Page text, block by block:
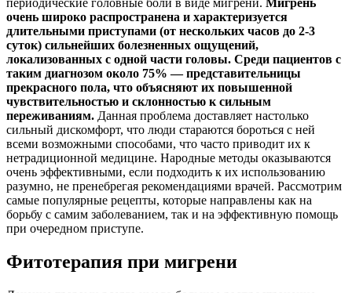
очень широко распространена и характеризуется
длительными приступами (от нескольких часов до 2-3
суток) сильнейших болезненных ощущений,
локализованных с одной части головы. Среди пациентов с
таким диагнозом около 75% — представительницы
прекрасного пола, что объясняют их повышенной
чувствительностью и склонностью к сильным
переживаниям. Данная проблема доставляет настолько
сильный дискомфорт, что люди стараются бороться с ней
всеми возможными способами, что часто приводит их к
нетрадиционной медицине. Народные методы оказываются
очень эффективными, если подходить к их использованию
разумно, не пренебрегая рекомендациями врачей. Рассмотрим
самые популярные рецепты, которые направлены как на
борьбу с самим заболеванием, так и на эффективную помощь
при очередном приступе.
Фитотерапия при мигрени